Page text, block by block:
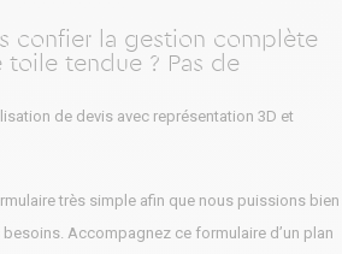
confier la gestion complète
tendue ? Pas de
de devis avec représentation 3D et
très simple afin que nous puissions bien
Accompagnez ce formulaire d’un plan